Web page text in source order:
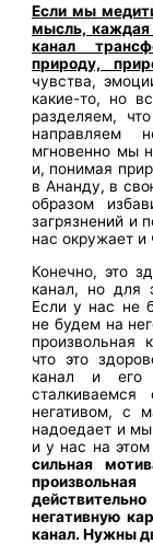
Если мы
мысль, каждая
канал
природу,
чувства,
какие-то, но
разделяем,
направляем
мгновенно мы
и, понимая
в Ананду, в
образом
загрязнений и
нас окружает
Конечно, это
канал, но для
Если у нас не
не будем на
произвольная
что это
канал и его
негативом, с
надоедает и
и у нас на
сильная
негативную
канал. Нужны